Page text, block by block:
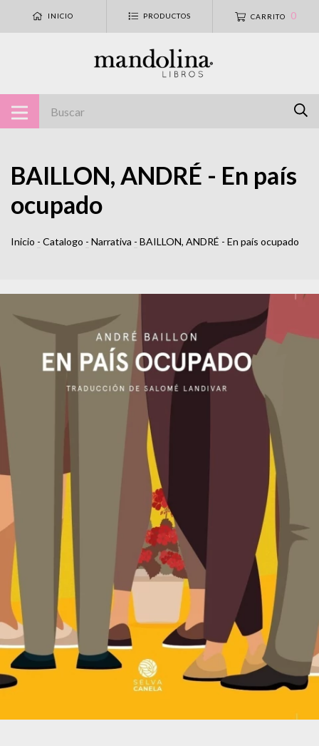
INICIO PRODUCTOS CARRITO 0
BAILLON, ANDRÉ - En país
ocupado
Inicio - Catalogo - Narrativa - BAILLON, ANDRÉ - En país ocupado